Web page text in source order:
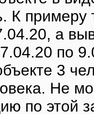
К
а
по
3
Не
по этой